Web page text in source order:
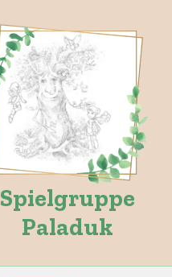
Spielgruppe
Paladuk